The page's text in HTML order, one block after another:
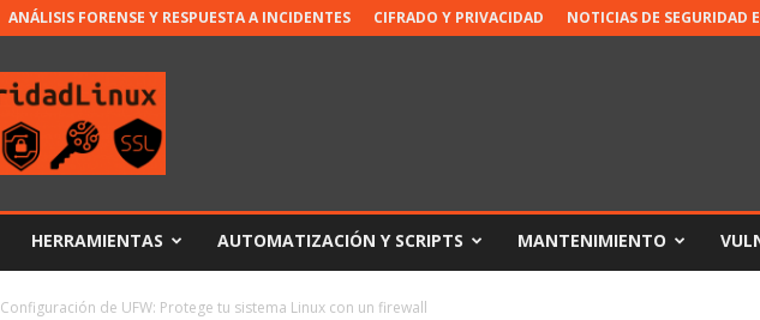
ANÁLISIS FORENSE Y RESPUESTA A INCIDENTES CIFRADO Y PRIVACIDAD NOTICIAS DE SEGURIDAD
HERRAMIENTAS AUTOMATIZACIÓN Y SCRIPTS MANTENIMIENTO
Configuración de UFW: Protege tu sistema Linux con un firewall